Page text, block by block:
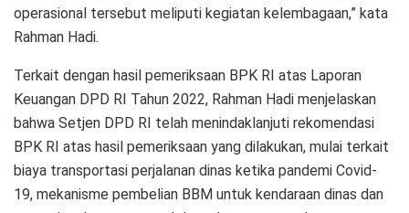
operasional tersebut meliputi kegiatan kelembagaan,” kata
Rahman Hadi.
Terkait dengan hasil pemeriksaan BPK RI atas Laporan
Keuangan DPD RI Tahun 2022, Rahman Hadi menjelaskan
bahwa Setjen DPD RI telah menindaklanjuti rekomendasi
BPK RI atas hasil pemeriksaan yang dilakukan, mulai terkait
biaya transportasi perjalanan dinas ketika pandemi Covid-
19, mekanisme pembelian BBM untuk kendaraan dinas dan